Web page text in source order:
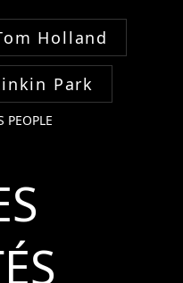
Holland
Park
PEOPLE